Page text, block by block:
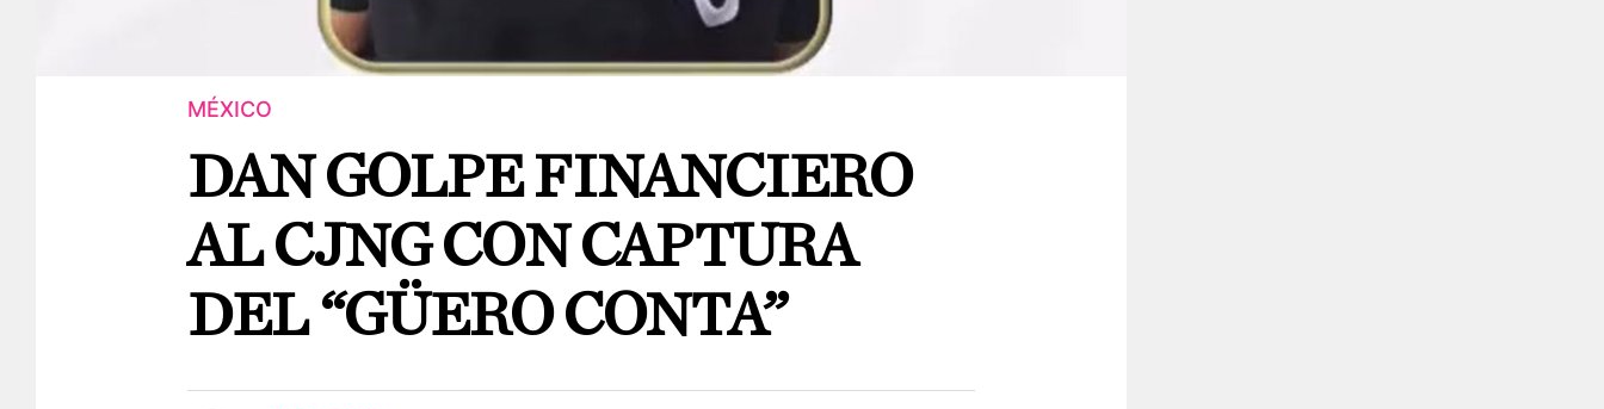
MÉXICO
DAN GOLPE FINANCIERO
AL CJNG CON CAPTURA
DEL “GÜERO CONTA”